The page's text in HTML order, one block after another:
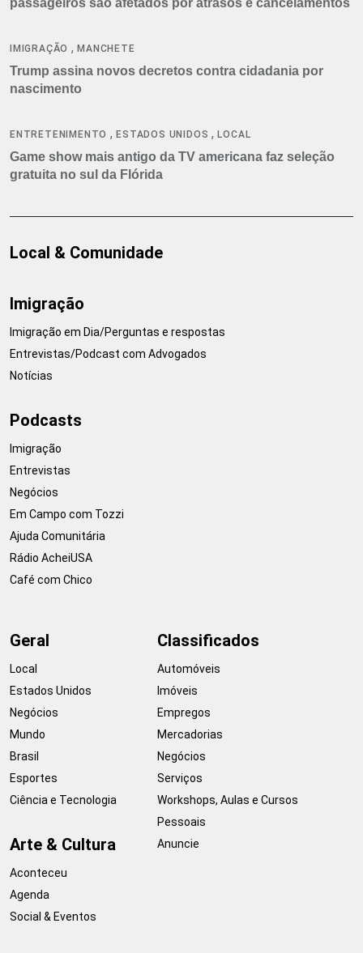
IMIGRAÇÃO ,MANCHETE
Trump assina novos decretos contra cidadania por
nascimento
ENTRETENIMENTO ,ESTADOS UNIDOS ,LOCAL
Game show mais antigo da TV americana faz seleção
gratuita no sul da Flórida
Local & Comunidade
Imigração
Imigração em Dia/Perguntas e respostas
Entrevistas/Podcast com Advogados
Notícias
Podcasts
Imigração
Entrevistas
Negócios
Em Campo com Tozzi
Ajuda Comunitária
Rádio AcheiUSA
Café com Chico
Geral
Local
Estados Unidos
Negócios
Mundo
Brasil
Esportes
Ciência e Tecnologia
Arte & Cultura
Aconteceu
Agenda
Social & Eventos
Classificados
Automóveis
Imóveis
Empregos
Mercadorias
Negócios
Serviços
Workshops, Aulas e Cursos
Pessoais
Anuncie